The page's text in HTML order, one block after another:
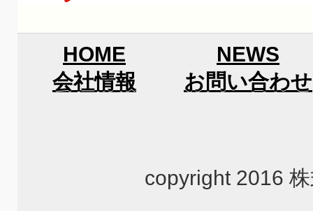
HOME
NEWS
会社情報
お問い合わせ
copyright 2016